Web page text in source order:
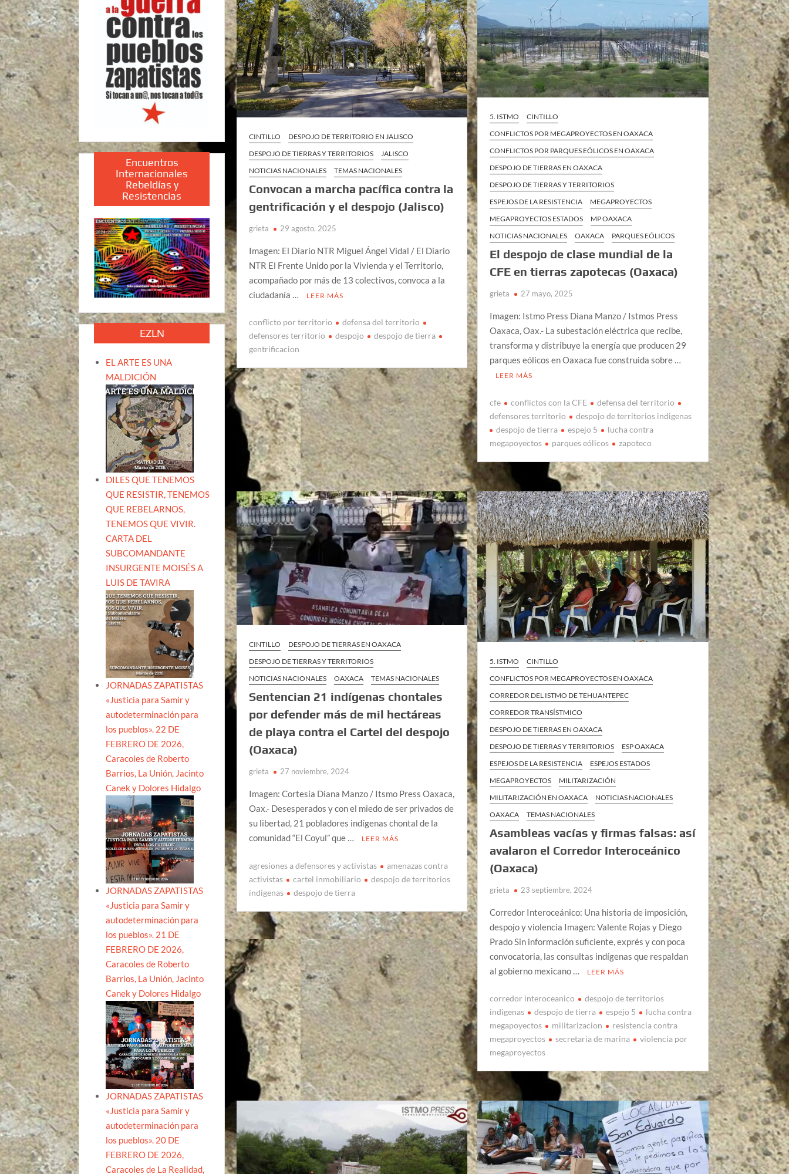
CINTILLO
DESPOJO DE TERRITORIO EN JALISCO
DESPOJO DE TIERRAS Y TERRITORIOS
JALISCO
NOTICIAS NACIONALES
TEMAS NACIONALES
Convocan a marcha pacífica contra la
gentrificación y el despojo (Jalisco)
grieta 29 agosto, 2025
Imagen: El Diario NTR Miguel Ángel Vidal / El Diario
NTR El Frente Unido por la Vivienda y el Territorio,
acompañado por más de 13 colectivos, convoca a la
ciudadanía …
LEER MÁS
conflicto por territorio
defensa del territorio
defensores territorio
despojo
despojo de tierra
gentrificacion
5. ISTMO
CINTILLO
CONFLICTOS POR MEGAPROYECTOS EN OAXACA
CONFLICTOS POR PARQUES EÓLICOS EN OAXACA
DESPOJO DE TIERRAS EN OAXACA
DESPOJO DE TIERRAS Y TERRITORIOS
ESPEJOS DE LA RESISTENCIA
MEGAPROYECTOS
MEGAPROYECTOS ESTADOS
MP OAXACA
NOTICIAS NACIONALES
OAXACA PARQUES EÓLICOS
El despojo de clase mundial de la
CFE en tierras zapotecas (Oaxaca)
grieta 27 mayo, 2025
Imagen: Istmo Press Diana Manzo / Istmos Press
Oaxaca, Oax.- La subestación eléctrica que recibe,
transforma y distribuye la energía que producen 29
parques eólicos en Oaxaca fue construida sobre …
LEER MÁS
cfe conflictos con la CFE
defensa del territorio
defensores territorio
despojo de territorios indigenas
despojo de tierra
espejo 5
lucha contra
megapoyectos
parques eólicos zapoteco
CINTILLO
DESPOJO DE TIERRAS EN OAXACA
DESPOJO DE TIERRAS Y TERRITORIOS
NOTICIAS NACIONALES
OAXACA TEMAS NACIONALES
Sentencian 21 indígenas chontales
por defender más de mil hectáreas
de playa contra el Cartel del despojo
(Oaxaca)
grieta 27 noviembre, 2024
Imagen: Cortesía Diana Manzo / Itsmo Press Oaxaca,
Oax.- Desesperados y con el miedo de ser privados de
su libertad, 21 pobladores indígenas chontal de la
comunidad “El Coyul” que …
LEER MÁS
agresiones a defensores y activistas
amenazas contra
activistas
cartel inmobiliario
despojo de territorios
indigenas
despojo de tierra
5. ISTMO
CINTILLO
CONFLICTOS POR MEGAPROYECTOS EN OAXACA
CORREDOR DEL ISTMO DE TEHUANTEPEC
CORREDOR TRANSÍSTMICO
DESPOJO DE TIERRAS EN OAXACA
DESPOJO DE TIERRAS Y TERRITORIOS
ESP OAXACA
ESPEJOS DE LA RESISTENCIA
ESPEJOS ESTADOS
MEGAPROYECTOS
MILITARIZACIÓN
MILITARIZACIÓN EN OAXACA
NOTICIAS NACIONALES
OAXACA
TEMAS NACIONALES
Asambleas vacías y firmas falsas: así
avalaron el Corredor Interoceánico
(Oaxaca)
grieta 23 septiembre, 2024
Corredor Interoceánico: Una historia de imposición,
despojo y violencia Imagen: Valente Rojas y Diego
Prado Sin información suficiente, exprés y con poca
convocatoria, las consultas indígenas que respaldan
al gobierno mexicano …
LEER MÁS
corredor interoceanico
despojo de territorios
indigenas
despojo de tierra espejo 5
lucha contra
megapoyectos
militarizacion
resistencia contra
megaproyectos
secretaria de marina
violencia por
megaproyectos
Encuentros
Internacionales
Rebeldías y
Resistencias
EZLN
EL ARTE ES UNA
MALDICIÓN
DILES QUE TENEMOS
QUE RESISTIR, TENEMOS
QUE REBELARNOS,
TENEMOS QUE VIVIR.
CARTA DEL
SUBCOMANDANTE
INSURGENTE MOISÉS A
LUIS DE TAVIRA
JORNADAS ZAPATISTAS
«Justicia para Samir y
autodeterminación para
los pueblos». 22 DE
FEBRERO DE 2026,
Caracoles de Roberto
Barrios, La Unión, Jacinto
Canek y Dolores Hidalgo
JORNADAS ZAPATISTAS
«Justicia para Samir y
autodeterminación para
los pueblos». 21 DE
FEBRERO DE 2026,
Caracoles de Roberto
Barrios, La Unión, Jacinto
Canek y Dolores Hidalgo
JORNADAS ZAPATISTAS
«Justicia para Samir y
autodeterminación para
los pueblos». 20 DE
FEBRERO DE 2026,
Caracoles de La Realidad,